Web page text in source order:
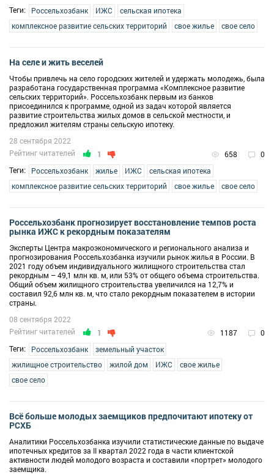
Теги: Россельхозбанк ИЖС
сельская ипотека
комплексное развитие сельских территорий
свое жилье свое село
На селе и жить веселей
Чтобы привлечь на село городских жителей и удержать молодежь, была
разработана государственная программа «Комплексное развитие
сельских территорий». Россельхозбанк первым из банков
присоединился к программе, одной из задач которой является
развитие строительства жилых домов в сельской местности, и
предложил жителям страны сельскую ипотеку.
Рейтинг читателей 1 658 0
28 сентября 2022
Теги: Россельхозбанк жилье ИЖС
сельская ипотека
комплексное развитие сельских территорий
свое жилье свое село
Россельхозбанк прогнозирует восстановление темпов роста
рынка ИЖС к рекордным показателям
Эксперты Центра макроэкономического и регионального анализа и
прогнозирования Россельхозбанка изучили рынок жилья в России. В
2021 году объем индивидуального жилищного строительства стал
рекордным – 49,1 млн кв. м, или 53% от общего объема строительства.
Общий объем жилищного строительства увеличился на 12,7% и
составил 92,6 млн кв. м, что стало рекордным показателем в истории
страны.
Рейтинг читателей 1 1187 0
08 сентября 2022
Теги: Россельхозбанк
земельный участок
жилищное строительство
жилой дом ИЖС
свое жилье
свое село
Всё больше молодых заемщиков предпочитают ипотеку от
РСХБ
Аналитики Россельхозбанка изучили статистические данные по выдаче
ипотечных кредитов за II квартал 2022 года в части клиентской
активности людей молодого возраста и составили «портрет» молодого
заемщика.